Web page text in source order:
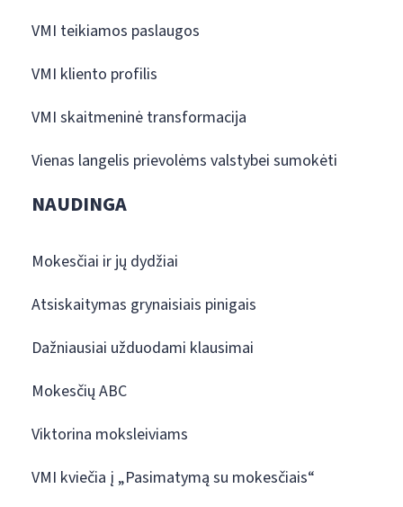
VMI teikiamos paslaugos
VMI kliento profilis
VMI skaitmeninė transformacija
Vienas langelis prievolėms valstybei sumokėti
NAUDINGA
Mokesčiai ir jų dydžiai
Atsiskaitymas grynaisiais pinigais
Dažniausiai užduodami klausimai
Mokesčių ABC
Viktorina moksleiviams
VMI kviečia į „Pasimatymą su mokesčiais“